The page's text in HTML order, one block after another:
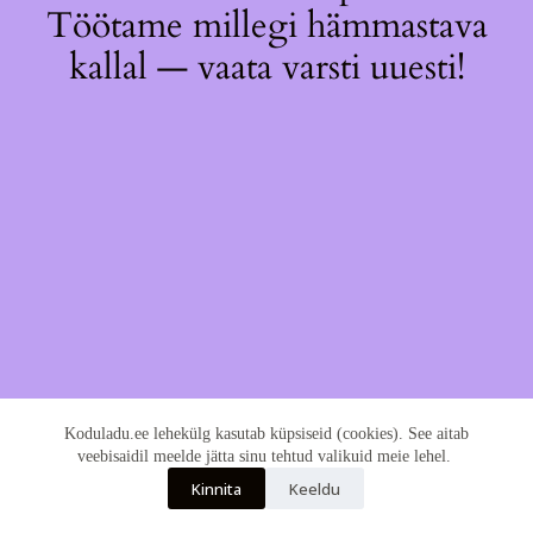
Koduladu.ee lehekülg kasutab küpsiseid (cookies). See aitab
veebisaidil meelde jätta sinu tehtud valikuid meie lehel.
Kinnita Keeldu
Töötame millegi hämmastava
kallal — vaata varsti uuesti!